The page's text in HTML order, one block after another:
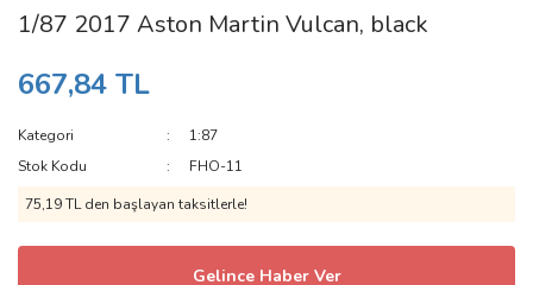
1/87 2017 Aston Martin Vulcan, black
667,84 TL
Kategori
1:87
Stok Kodu
FHO-11
75,19 TL den başlayan taksitlerle!
Gelince Haber Ver